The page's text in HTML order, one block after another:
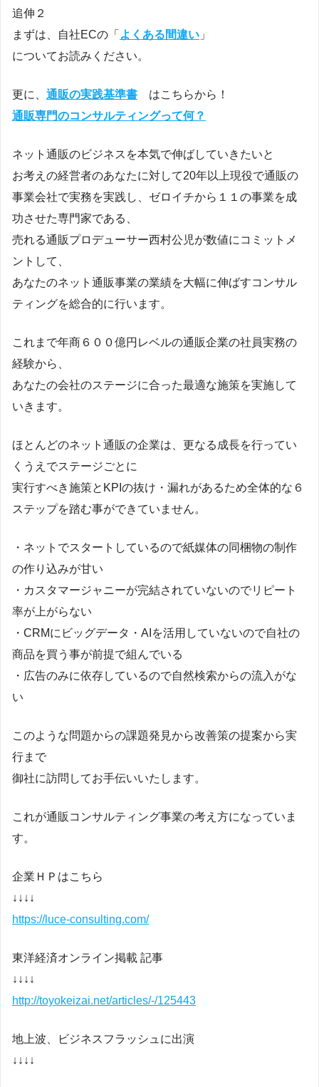
追伸２
まずは、自社ECの「 よくある間違い 」
についてお読みください。
更に、 通販の実践基準書 はこちらから！
通販専門のコンサルティングって何？
ネット通販のビジネスを本気で伸ばしていきたいと
お考えの経営者のあなたに対して20年以上現役で通販の
事業会社で実務を実践し、ゼロイチから１１の事業を成
功させた専門家である、
売れる通販プロデューサー西村公児が数値にコミットメ
ントして、
あなたのネット通販事業の業績を大幅に伸ばすコンサル
ティングを総合的に行います。
これまで年商６００億円レベルの通販企業の社員実務の
経験から、
あなたの会社のステージに合った最適な施策を実施して
いきます。
ほとんどのネット通販の企業は、更なる成長を行ってい
くうえでステージごとに
実行すべき施策とKPIの抜け・漏れがあるため全体的な６
ステップを踏む事ができていません。
・ネットでスタートしているので紙媒体の同梱物の制作
の作り込みが甘い
・カスタマージャニーが完結されていないのでリピート
率が上がらない
・CRMにビッグデータ・AIを活用していないので自社の
商品を買う事が前提で組んでいる
・広告のみに依存しているので自然検索からの流入がな
い
このような問題からの課題発見から改善策の提案から実
行まで
御社に訪問してお手伝いいたします。
これが通販コンサルティング事業の考え方になっていま
す。
企業ＨＰはこちら
↓↓↓↓
https://luce-consulting.com/
東洋経済オンライン掲載 記事
↓↓↓↓
http://toyokeizai.net/articles/-/125443
地上波、ビジネスフラッシュに出演
↓↓↓↓